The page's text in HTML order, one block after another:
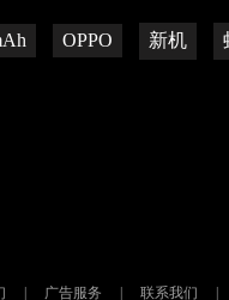
OPPO 新机
广告服务 联系我们